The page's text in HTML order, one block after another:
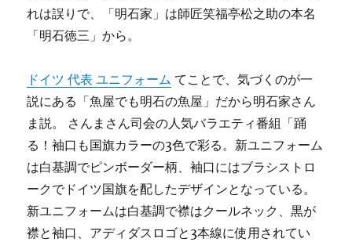
れは誤りで、「明石家」は師匠笑福亭松之助の本名
「明石徳三」から。
ドイツ 代表 ユニフォーム てことで、気づくのが一
説にある「魚屋でも明石の魚屋」だから明石家さん
ま説。 さんまさん司会の人気バラエティ番組「踊
る！袖口も国旗カラーの3色で彩る。新ユニフォーム
は白基調でピンボーダー柄、袖口にはブラシストロ
ークでドイツ国旗を配したデザインとなっている。
新ユニフォームは白基調で襟はクールネック、黒が
襟と袖口、アディダスロゴと3本線に使用されてい